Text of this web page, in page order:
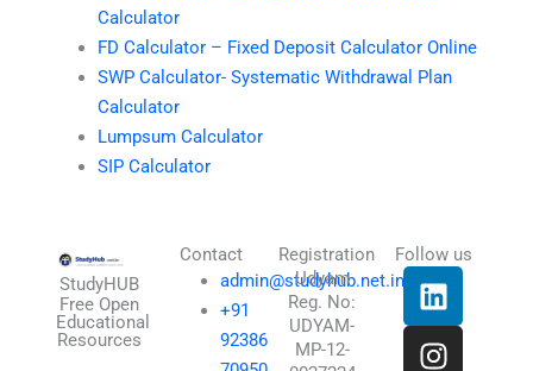
Calculator
FD Calculator – Fixed Deposit Calculator Online
SWP Calculator- Systematic Withdrawal Plan
Calculator
Lumpsum Calculator
SIP Calculator
StudyHUB
Free Open
Educational
Resources
Contact
admin@studyhub.net.in
+91
92386
Registration
Udyam
Reg. No:
UDYAM-
MP-12-
Follow us
L
i
n
I
n
s
T
h
r
X
-
t